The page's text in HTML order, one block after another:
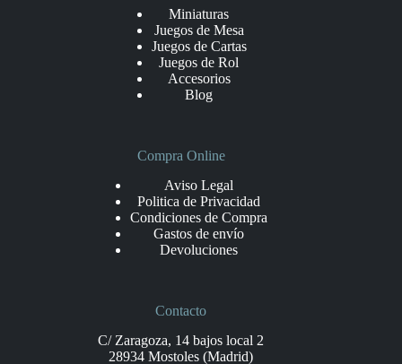
Miniaturas
Juegos de Mesa
Juegos de Cartas
Juegos de Rol
Accesorios
Blog
Compra Online
Aviso Legal
Politica de Privacidad
Condiciones de Compra
Gastos de envío
Devoluciones
Contacto
C/ Zaragoza, 14 bajos local 2
28934 Mostoles (Madrid)